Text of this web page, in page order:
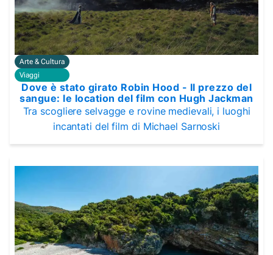
Arte & Cultura
Viaggi
Dove è stato girato Robin Hood - Il prezzo del
sangue: le location del film con Hugh Jackman
Tra scogliere selvagge e rovine medievali, i luoghi
incantati del film di Michael Sarnoski